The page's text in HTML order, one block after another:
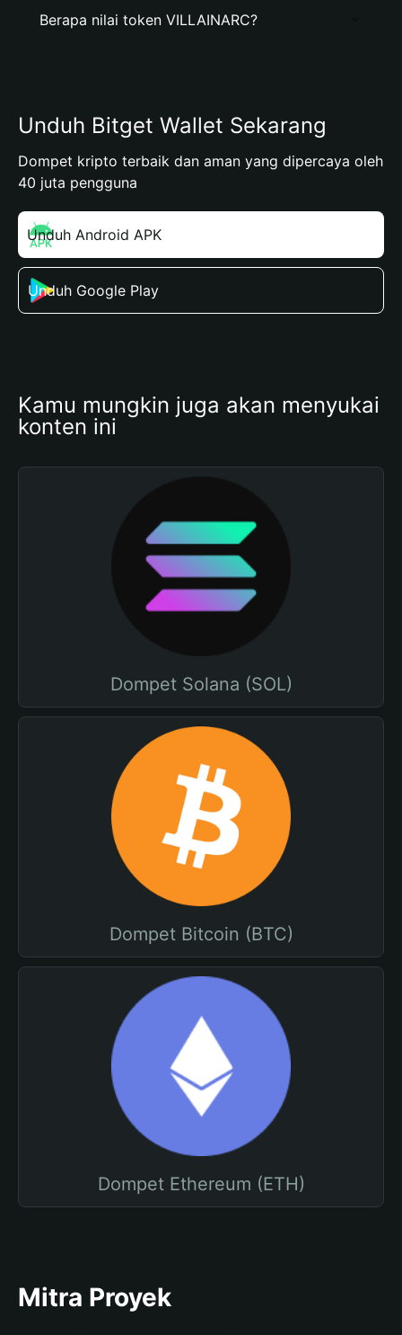
Berapa nilai token VILLAINARC?
Unduh Bitget Wallet Sekarang
Dompet kripto terbaik dan aman yang dipercaya oleh
40 juta pengguna
Unduh Android APK
Unduh Google Play
Kamu mungkin juga akan menyukai
konten ini
Dompet Solana (SOL)
Dompet Bitcoin (BTC)
Dompet Ethereum (ETH)
Mitra Proyek